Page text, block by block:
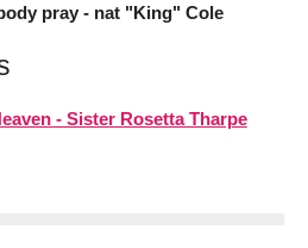
pray - nat "King" Cole
- Sister Rosetta Tharpe